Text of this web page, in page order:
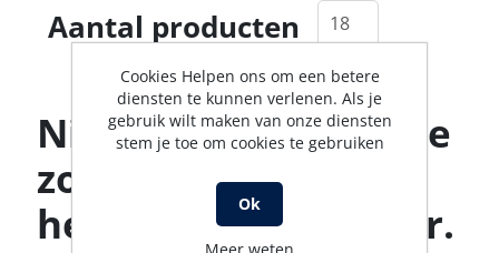
Aantal producten
Niet gevonden wat je
zoekt? Ons team
helpt je graag verder.
Cookies Helpen ons om een betere
diensten te kunnen verlenen. Als je
gebruik wilt maken van onze diensten
stem je toe om cookies te gebruiken
Ok
Meer weten